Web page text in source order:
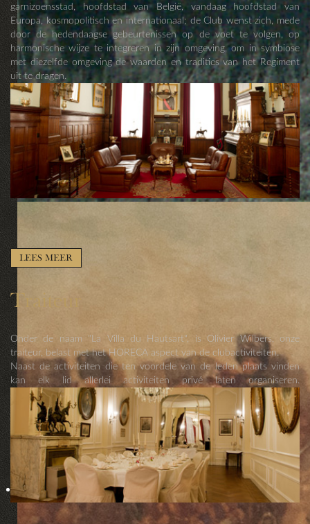
garnizoensstad, hoofdstad van België, vandaag hoofdstad van
Europa, kosmopolitisch en internationaal; de Club wenst zich, mede
door de hedendaagse gebeurtenissen op de voet te volgen, op
harmonische wijze te integreren in zijn omgeving, om in symbiose
met diezelfde omgeving de waarden en tradities van het Regiment
uit te dragen.
LEES MEER
Traiteur
Onder de naam "La Villa du Hautsart", is Olivier Wilbers, onze
traiteur, belast met het HORECA aspect van de clubactiviteiten.
Naast de activiteiten die ten voordele van de leden plaats vinden
kan elk lid allerlei activiteiten privé laten organiseren.